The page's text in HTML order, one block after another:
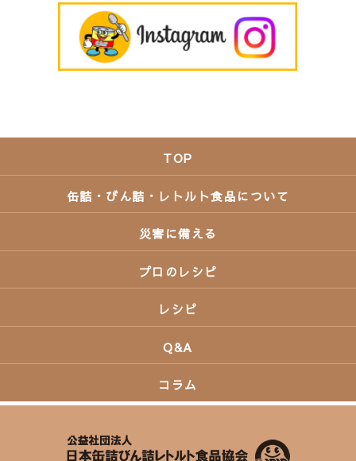
TOP
缶詰・びん詰・レトルト食品について
災害に備える
プロのレシピ
レシピ
Q&A
コラム